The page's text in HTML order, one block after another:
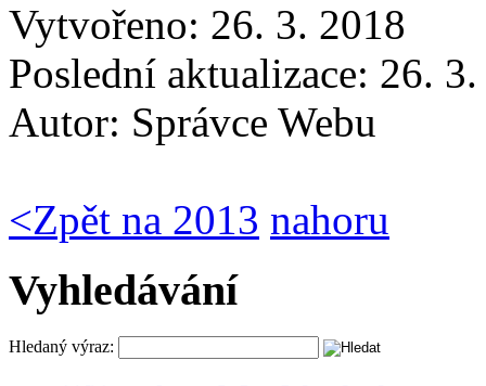
Vytvořeno: 26. 3. 2018
Poslední aktualizace: 26.
Autor: Správce Webu
<Zpět na 2013 nahoru
Vyhledávání
Hledaný výraz: